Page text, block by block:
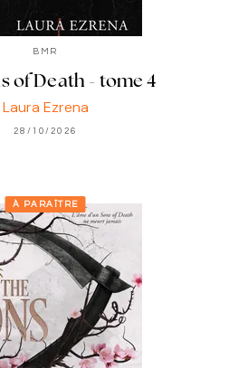
BMR
of Death - tome 4
Laura Ezrena
28/10/2026
À PARAÎTRE